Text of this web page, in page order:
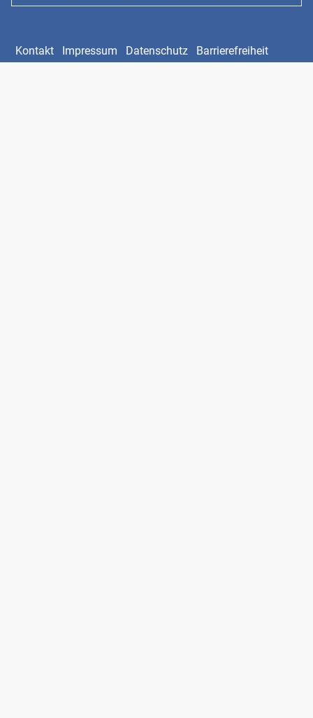
Kontakt Impressum Datenschutz Barrierefreiheit